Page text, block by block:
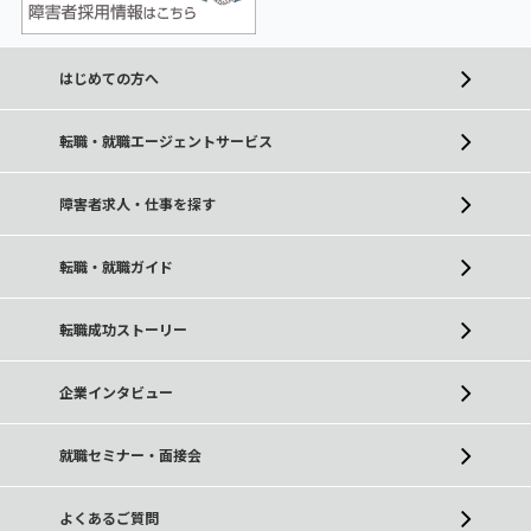
はじめての方へ
転職・就職エージェントサービス
障害者求人・仕事を探す
転職・就職ガイド
転職成功ストーリー
企業インタビュー
就職セミナー・面接会
よくあるご質問